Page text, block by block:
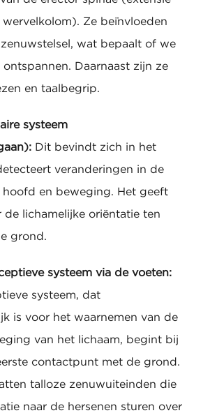
wervelkolom). Ze beïnvloeden
wat bepaalt of we
Daarnaast zijn ze
en taalbegrip.
systeem
Dit bevindt zich in het
veranderingen in de
hoofd en beweging. Het geeft
de lichamelijke oriëntatie ten
grond.
systeem via de voeten:
systeem, dat
is voor het waarnemen van de
van het lichaam, begint bij
contactpunt met de grond.
talloze zenuwuiteinden die
naar de hersenen sturen over